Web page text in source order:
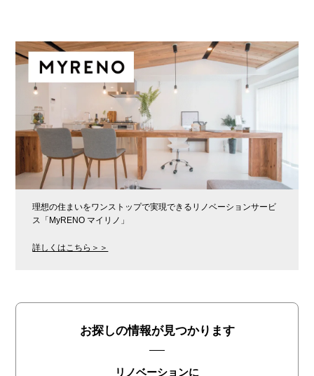
理想の住まいをワンストップで実現できるリノベーションサービ
ス「MyRENO マイリノ」
詳しくはこちら＞＞
お探しの情報が見つかります
リノベーションに